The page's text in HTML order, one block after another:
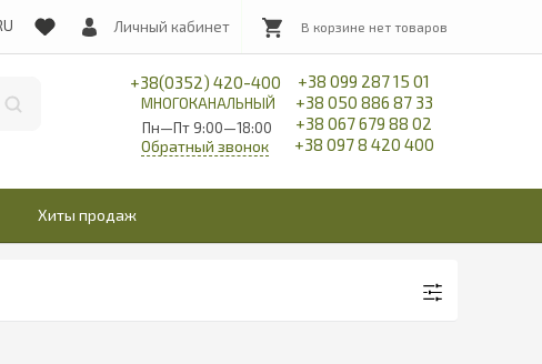
Личный кабинет
+38(0352) 420-400
МНОГОКАНАЛЬНЫЙ
Пн—Пт 9:00—18:00
+38 099 287 15 01
+38 050 886 87 33
+38 067 679 88 02
+38 097 8 420 400
Обратный звонок
Хиты продаж